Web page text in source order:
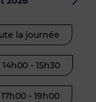
la journée
14h00 - 15h30
17h00 - 19h00